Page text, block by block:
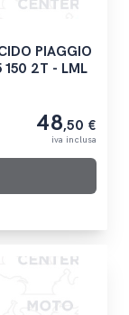
PIAGGIO
150 2T - LML
48,50 €
iva inclusa